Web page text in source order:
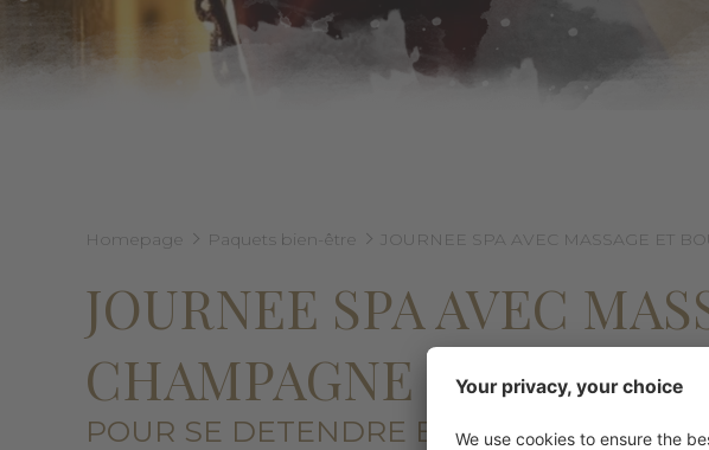
Homepage Paquets bien-être JOURNEE SPA AVEC MASSAGE ET
JOURNEE SPA AVEC
CHAMPAGNE INCLUS
POUR SE DETENDRE EN COUPLE OU